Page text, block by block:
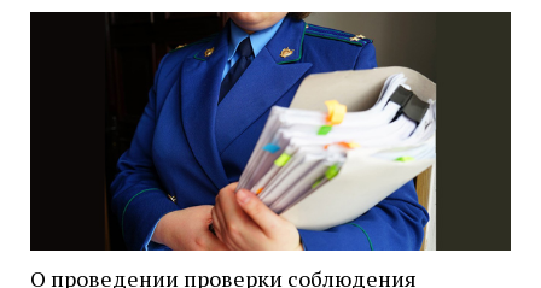
О проведении проверки соблюдения